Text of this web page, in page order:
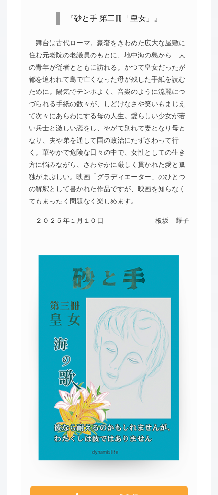
『砂と手 第三冊「皇女」』
舞台は古代ローマ。豪奢をきわめた広大な屋敷に
住む元老院の老議員のもとに、地中海の島から一人
の青年が従者とともに訪れる。かつて皇女だったが
都を追われて島で亡くなった母が残した手紙を読む
ために。陽気でテンポよく、音楽のように流麗につ
づられる手紙の数々が、しどけなさや笑いもまじえ
て次々にあらわにする母の人生。愛らしい少女が若
い兵士と激しい恋をし、やがて別れて妻となり母と
なり、夫や弟を通して国の政治にたずさわって行
く。華やかで危険な日々の中で、女性としての生き
方に悩みながら、さわやかに厳しく貫かれた愛と孤
独がまぶしい。映画「グラディエーター」のひとつ
の解釈として書かれた作品ですが、映画を知らなく
てもまったく問題なく楽しめます。
２０２５年１月１０日 板坂 耀子